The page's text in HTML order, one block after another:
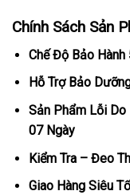
Chính Sách Sản
Chế Độ Bảo Hành
Hỗ Trợ Bảo
Sản Phẩm Lỗi
07 Ngày
Kiểm Tra – Đeo
Giao Hàng Siêu